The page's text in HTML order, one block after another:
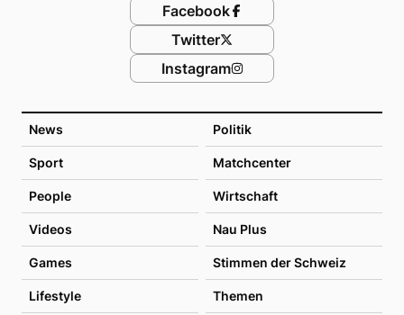
News Politik
Sport Matchcenter
People Wirtschaft
Videos Nau Plus
Games Stimmen der Schweiz
Lifestyle Themen
Facebook
Twitter
Instagram